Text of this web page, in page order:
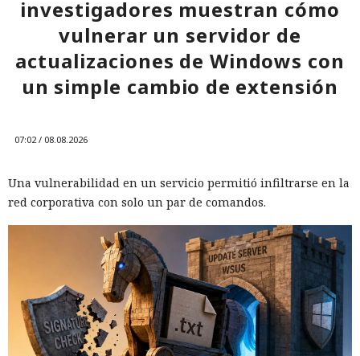
sistemas necesarios.
investigadores muestran cómo
vulnerar un servidor de
actualizaciones de Windows con
un simple cambio de extensión
07:02 / 08.08.2026
Una vulnerabilidad en un servicio permitió infiltrarse en la
red corporativa con solo un par de comandos.